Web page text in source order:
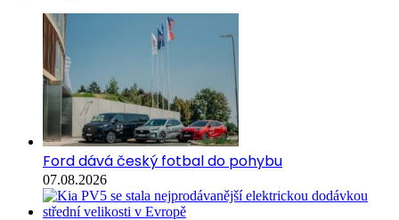
Ford dává český fotbal do pohybu
07.08.2026